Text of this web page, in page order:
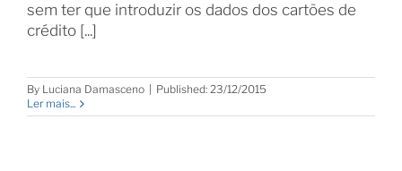
sem ter que introduzir os dados dos cartões de
crédito [...]
By Luciana Damasceno
Published: 23/12/2015
Ler mais...